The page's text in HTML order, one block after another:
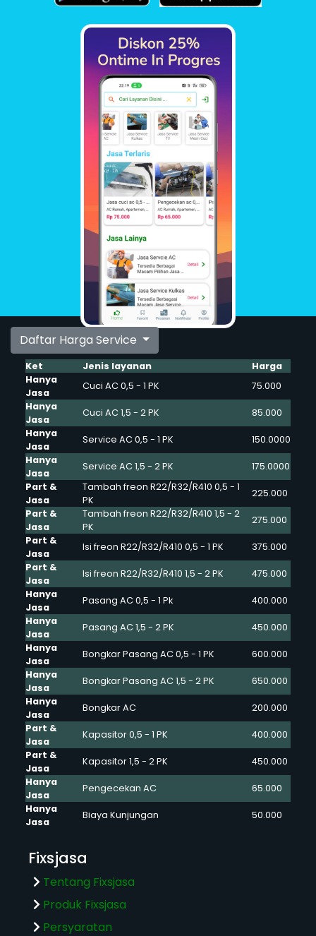
Daftar Harga Service
Ket Jenis layanan
Harga
Hanya
Jasa
Cuci AC 0,5 - 1 PK
75.000
Hanya
Jasa
Cuci AC 1,5 - 2 PK
85.000
Hanya
Jasa
Service AC 0,5 - 1 PK
150.0000
Hanya
Jasa
Service AC 1,5 - 2 PK
175.0000
Part &
Jasa
Tambah freon R22/R32/R410 0,5 - 1
PK
225.000
Part &
Jasa
Tambah freon R22/R32/R410 1,5 - 2
PK
275.000
Part &
Jasa
Isi freon R22/R32/R410 0,5 - 1 PK
375.000
Part &
Jasa
Isi freon R22/R32/R410 1,5 - 2 PK
475.000
Hanya
Jasa
Pasang AC 0,5 - 1 Pk
400.000
Hanya
Jasa
Pasang AC 1,5 - 2 PK
450.000
Hanya
Jasa
Bongkar Pasang AC 0,5 - 1 PK
600.000
Hanya
Jasa
Bongkar Pasang AC 1,5 - 2 PK
650.000
Hanya
Jasa
Bongkar AC
200.000
Part &
Jasa
Kapasitor 0,5 - 1 PK
400.000
Part &
Jasa
Kapasitor 1,5 - 2 PK
450.000
Hanya
Jasa
Pengecekan AC
65.000
Hanya
Jasa
Biaya Kunjungan 50.000
Fixsjasa
Tentang Fixsjasa
Produk Fixsjasa
Persyaratan